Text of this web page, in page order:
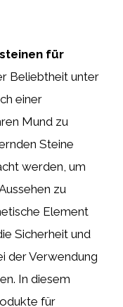
für
Beliebtheit unter
einer
Mund zu
Steine
werden, um
zu
Element
Sicherheit und
der Verwendung
In diesem
für